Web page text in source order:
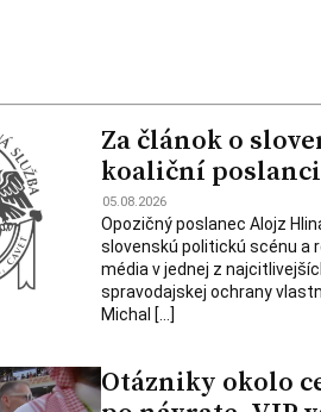
Za článok o
koaliční
05.08.2026
Opozičný poslanec Alojz
slovenskú politickú scénu a
média v jednej z
spravodajskej ochrany
Michal […]
Otázniky okolo